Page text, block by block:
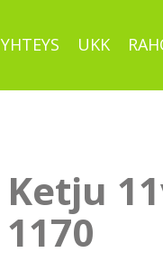
YHTEYS UKK
Ketju
1170